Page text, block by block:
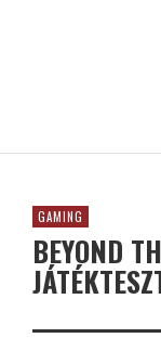
GAMING
BEYOND